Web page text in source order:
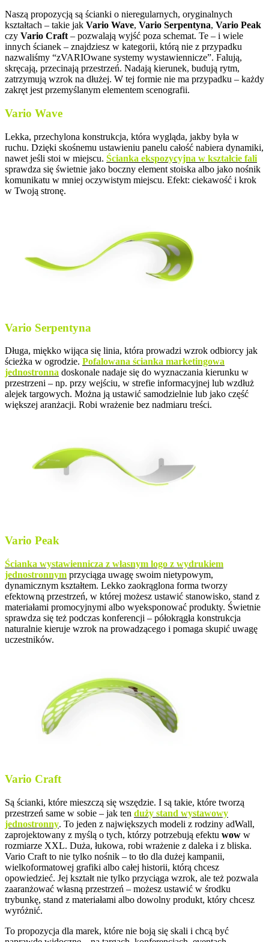
Naszą propozycją są ścianki o nieregularnych, oryginalnych
kształtach – takie jak Vario Wave, Vario Serpentyna, Vario Peak
czy Vario Craft – pozwalają wyjść poza schemat. Te – i wiele
innych ścianek – znajdziesz w kategorii, którą nie z przypadku
nazwaliśmy “zVARIOwane systemy wystawiennicze”. Falują,
skręcają, przecinają przestrzeń. Nadają kierunek, budują rytm,
zatrzymują wzrok na dłużej. W tej formie nie ma przypadku – każdy
zakręt jest przemyślanym elementem scenografii.
Vario Wave
Lekka, przechylona konstrukcja, która wygląda, jakby była w
ruchu. Dzięki skośnemu ustawieniu panelu całość nabiera dynamiki,
nawet jeśli stoi w miejscu. Ścianka ekspozycyjna w kształcie fali
sprawdza się świetnie jako boczny element stoiska albo jako nośnik
komunikatu w mniej oczywistym miejscu. Efekt: ciekawość i krok
w Twoją stronę.
Vario Serpentyna
Długa, miękko wijąca się linia, która prowadzi wzrok odbiorcy jak
ścieżka w ogrodzie. Pofalowana ścianka marketingowa
jednostronna doskonale nadaje się do wyznaczania kierunku w
przestrzeni – np. przy wejściu, w strefie informacyjnej lub wzdłuż
alejek targowych. Można ją ustawić samodzielnie lub jako część
większej aranżacji. Robi wrażenie bez nadmiaru treści.
Vario Peak
Ścianka wystawiennicza z własnym logo z wydrukiem
jednostronnym przyciąga uwagę swoim nietypowym,
dynamicznym kształtem. Lekko zaokrąglona forma tworzy
efektowną przestrzeń, w której możesz ustawić stanowisko, stand z
materiałami promocyjnymi albo wyeksponować produkty. Świetnie
sprawdza się też podczas konferencji – półokrągła konstrukcja
naturalnie kieruje wzrok na prowadzącego i pomaga skupić uwagę
uczestników.
Vario Craft
Są ścianki, które mieszczą się wszędzie. I są takie, które tworzą
przestrzeń same w sobie – jak ten duży stand wystawowy
jednostronny. To jeden z największych modeli z rodziny adWall,
zaprojektowany z myślą o tych, którzy potrzebują efektu wow w
rozmiarze XXL. Duża, łukowa, robi wrażenie z daleka i z bliska.
Vario Craft to nie tylko nośnik – to tło dla dużej kampanii,
wielkoformatowej grafiki albo całej historii, którą chcesz
opowiedzieć. Jej kształt nie tylko przyciąga wzrok, ale też pozwala
zaaranżować własną przestrzeń – możesz ustawić w środku
trybunkę, stand z materiałami albo dowolny produkt, który chcesz
wyróżnić.
To propozycja dla marek, które nie boją się skali i chcą być